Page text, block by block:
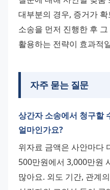
대부분의 경우, 증거가
소송을 먼저 진행한 후
활용하는 전략이 효과적
자주 묻는 질문
상간자 소송에서 청구할
얼마인가요?
위자료 금액은 사안마다
500만원에서 3,000만원
많아요. 외도 기간, 관계